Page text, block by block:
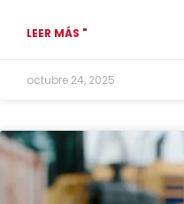
LEER MÁS "
octubre 24, 2025